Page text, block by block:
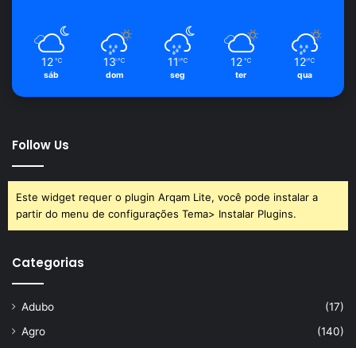
12 ℃
sáb
13 ℃
dom
11 ℃
seg
12 ℃
ter
12 ℃
qua
Follow Us
Este widget requer o plugin Arqam Lite, você pode instalar a
partir do menu de configurações Tema> Instalar Plugins.
Categorias
Adubo
(17)
Agro
(140)